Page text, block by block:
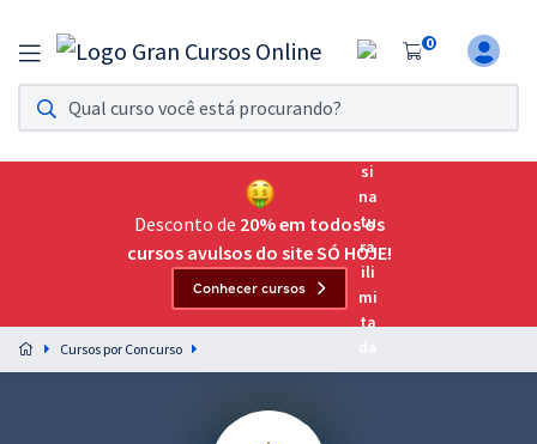
0
Assinatura Ilimitada 11
Acesso a todos os cursos. Teste grátis por 7 dias!
Assinatura OAB Até Passar
Acesso ilimitado a toda preparação para o Exame da
Preparação completa e intensiva para as principais
residências em saúde do Brasil
Desconto de 20% em todos os
cursos avulsos do site SÓ HOJE!
Conhecer cursos
Cursos por Concurso